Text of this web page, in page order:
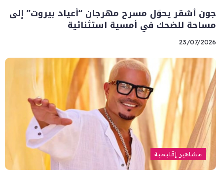
جون أشقر يحوّل مسرح مهرجان “أعياد بيروت” إلى
مساحة للضحك في أمسية استثنائية
23/07/2026
مشاهير إقليمية